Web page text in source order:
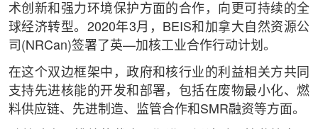
术创新和强力环境保护方面的合作，向更可持续的全
球经济转型。2020年3月，BEIS和加拿大自然资源公
司(NRCan)签署了英—加核工业合作行动计划。
在这个双边框架中，政府和核行业的利益相关方共同
支持先进核能的开发和部署，包括在废物最小化、燃
料供应链、先进制造、监管合作和SMR融资等方面。